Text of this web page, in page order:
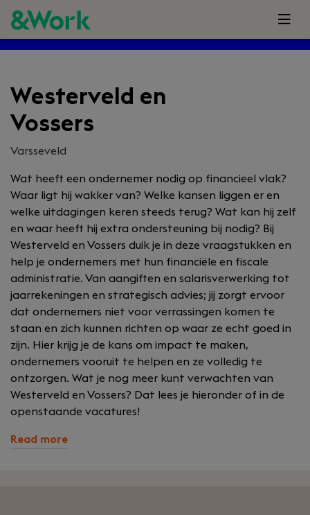
Westerveld en
Vossers
Varsseveld
Wat heeft een ondernemer nodig op financieel vlak?
Waar ligt hij wakker van? Welke kansen liggen er en
welke uitdagingen keren steeds terug? Wat kan hij zelf
en waar heeft hij extra ondersteuning bij nodig? Bij
Westerveld en Vossers duik je in deze vraagstukken en
help je ondernemers met hun financiële en fiscale
administratie. Van aangiften en salarisverwerking tot
jaarrekeningen en strategisch advies; jij zorgt ervoor
dat ondernemers niet voor verrassingen komen te
staan en zich kunnen richten op waar ze echt goed in
zijn. Hier krijg je de kans om impact te maken,
ondernemers vooruit te helpen en ze volledig te
ontzorgen. Wat je nog meer kunt verwachten van
Westerveld en Vossers? Dat lees je hieronder of in de
openstaande vacatures!
Read more